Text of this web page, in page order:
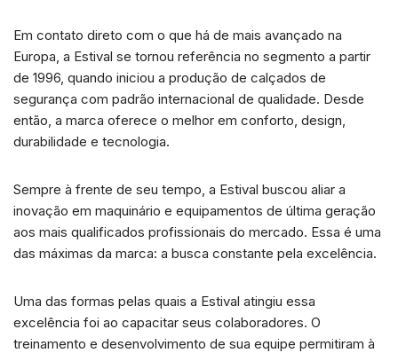
Em contato direto com o que há de mais avançado na
Europa, a Estival se tornou referência no segmento a partir
de 1996, quando iniciou a produção de calçados de
segurança com padrão internacional de qualidade. Desde
então, a marca oferece o melhor em conforto, design,
durabilidade e tecnologia.
Sempre à frente de seu tempo, a Estival buscou aliar a
inovação em maquinário e equipamentos de última geração
aos mais qualificados profissionais do mercado. Essa é uma
das máximas da marca: a busca constante pela excelência.
Uma das formas pelas quais a Estival atingiu essa
excelência foi ao capacitar seus colaboradores. O
treinamento e desenvolvimento de sua equipe permitiram à